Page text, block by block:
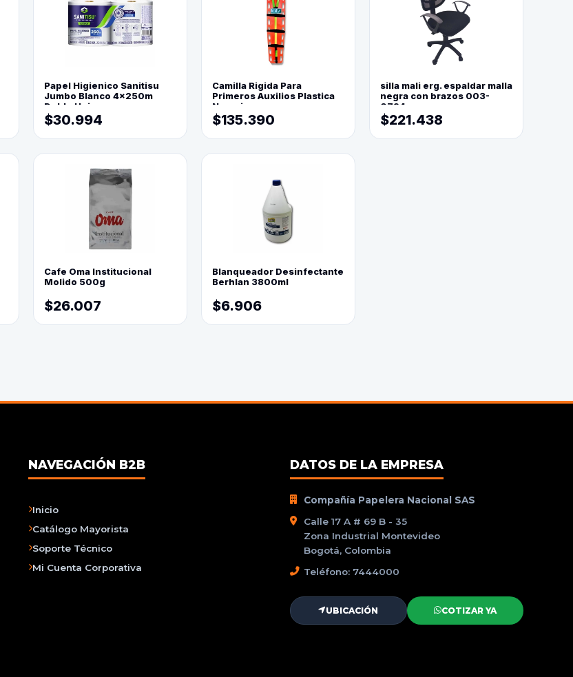
Papel Higienico Sanitisu
Jumbo Blanco 4x250m
Doble Hoja
$30.994
Camilla Rigida Para
Primeros Auxilios Plastica
Naranja
$135.390
silla mali erg. espaldar malla
negra con brazos 003-
0794
$221.438
Cafe Oma Institucional
Molido 500g
$26.007
Blanqueador Desinfectante
Berhlan 3800ml
$6.906
NAVEGACIÓN B2B
Inicio
Catálogo Mayorista
Soporte Técnico
Mi Cuenta Corporativa
DATOS DE LA EMPRESA
Compañía Papelera Nacional SAS
Calle 17 A # 69 B - 35
Zona Industrial Montevideo
Bogotá, Colombia
Teléfono: 7444000
UBICACIÓN COTIZAR YA